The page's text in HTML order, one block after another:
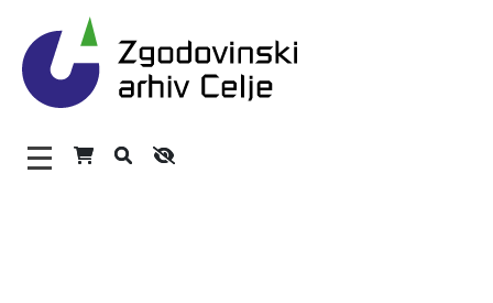
Zgodovinski arhiv Celje –
Glavni meni